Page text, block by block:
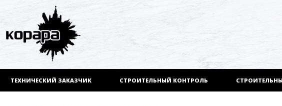
ТЕХНИЧЕСКИЙ ЗАКАЗЧИК СТРОИТЕЛЬНЫЙ КОНТРОЛЬ